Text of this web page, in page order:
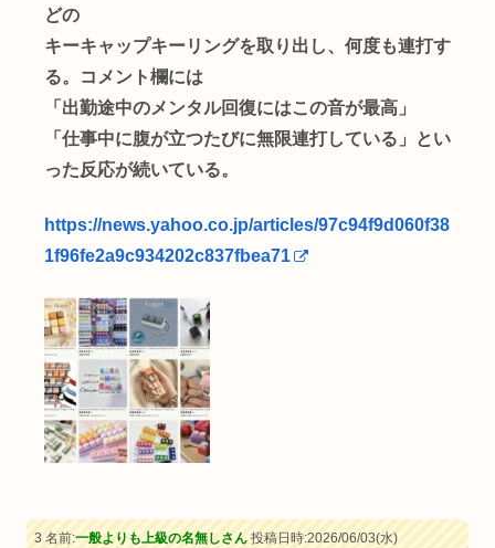
どの
キーキャップキーリングを取り出し、何度も連打す
る。コメント欄には
「出勤途中のメンタル回復にはこの音が最高」
「仕事中に腹が立つたびに無限連打している」とい
った反応が続いている。
https://news.yahoo.co.jp/articles/97c94f9d060f38
1f96fe2a9c934202c837fbea71
3 名前:一般よりも上級の名無しさん投稿日時:2026/06/03(水)